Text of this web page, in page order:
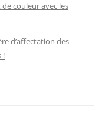
couleur avec les
d’affectation des
!